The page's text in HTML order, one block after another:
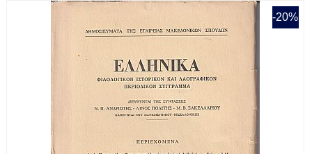
-20%